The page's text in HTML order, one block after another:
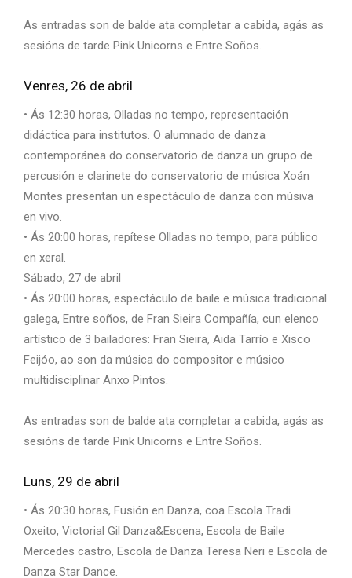
As entradas son de balde ata completar a cabida, agás as
sesións de tarde Pink Unicorns e Entre Soños.
Venres, 26 de abril
• Ás 12:30 horas, Olladas no tempo, representación
didáctica para institutos. O alumnado de danza
contemporánea do conservatorio de danza un grupo de
percusión e clarinete do conservatorio de música Xoán
Montes presentan un espectáculo de danza con músiva
en vivo.
• Ás 20:00 horas, repítese Olladas no tempo, para público
en xeral.
Sábado, 27 de abril
• Ás 20:00 horas, espectáculo de baile e música tradicional
galega, Entre soños, de Fran Sieira Compañía, cun elenco
artístico de 3 bailadores: Fran Sieira, Aida Tarrío e Xisco
Feijóo, ao son da música do compositor e músico
multidisciplinar Anxo Pintos.
As entradas son de balde ata completar a cabida, agás as
sesións de tarde Pink Unicorns e Entre Soños.
Luns, 29 de abril
• Ás 20:30 horas, Fusión en Danza, coa Escola Tradi
Oxeito, Victorial Gil Danza&Escena, Escola de Baile
Mercedes castro, Escola de Danza Teresa Neri e Escola de
Danza Star Dance.